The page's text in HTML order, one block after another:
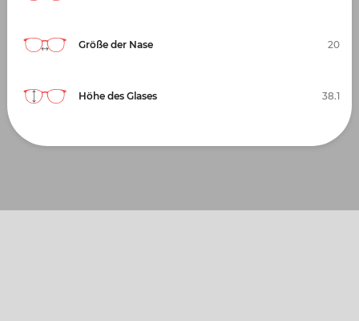
Größe der Nase 20
Höhe des Glases 38.1